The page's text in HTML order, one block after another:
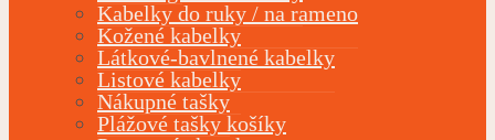
Kabelky do ruky / na rameno
Kožené kabelky
Látkové-bavlnené kabelky
Listové kabelky
Nákupné tašky
Plážové tašky košíky